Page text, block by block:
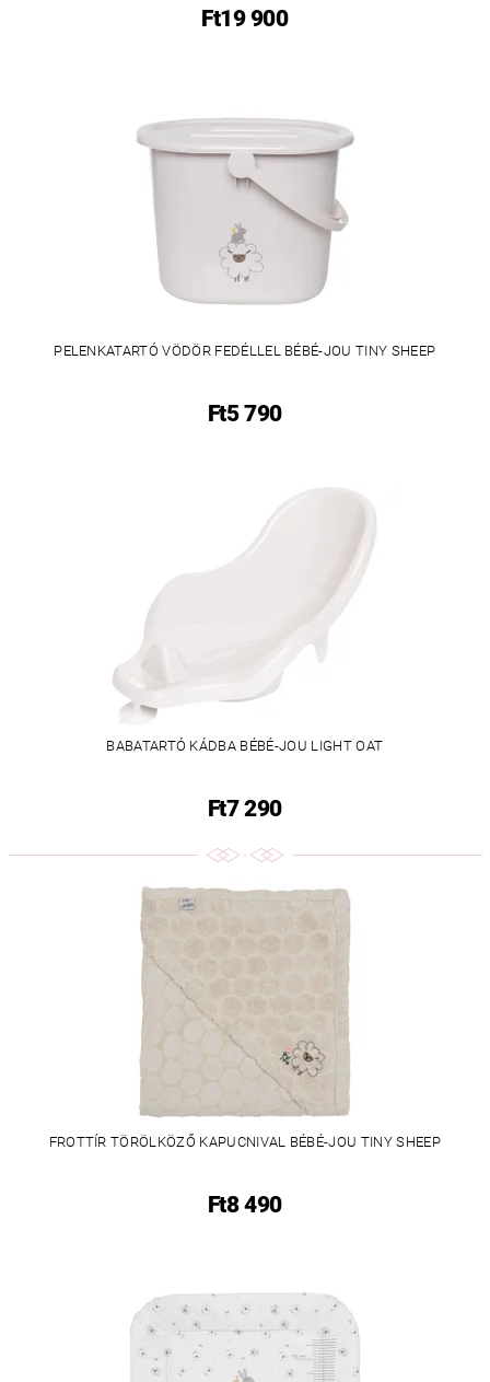
Ft19 900
PELENKATARTÓ VÖDÖR FEDÉLLEL BÉBÉ-JOU TINY SHEEP
Ft5 790
BABATARTÓ KÁDBA BÉBÉ-JOU LIGHT OAT
Ft7 290
FROTTÍR TÖRÖLKÖZŐ KAPUCNIVAL BÉBÉ-JOU TINY SHEEP
Ft8 490